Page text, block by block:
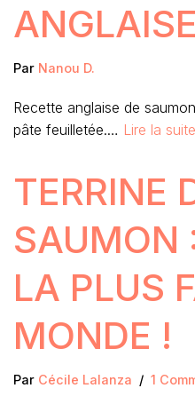
Par Nanou D.
Recette anglaise de
pâte feuilletée.… Lire la
TERRINE
SAUMON
LA PLUS
MONDE !
Par Cécile Lalanza 1